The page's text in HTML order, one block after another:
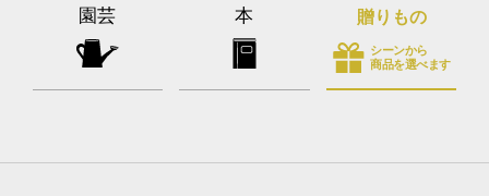
園芸 本 贈りもの
シーンから
商品を選べます